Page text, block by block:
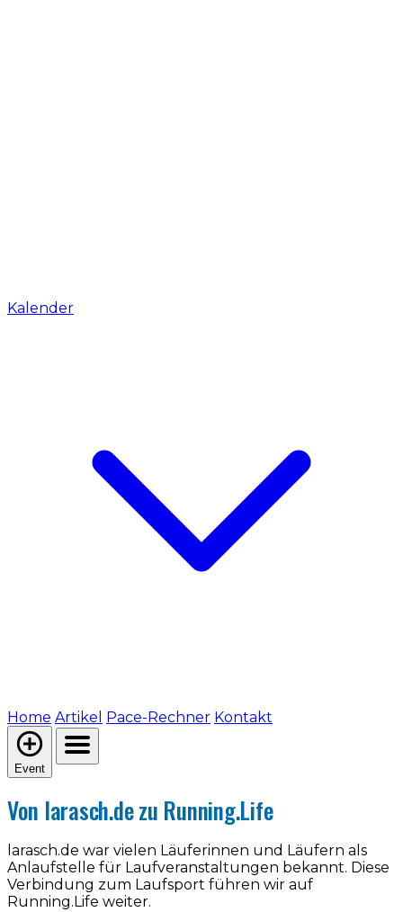
Kalender
Home Artikel Pace-Rechner Kontakt
Event
Von larasch.de zu Running.Life
larasch.de war vielen Läuferinnen und Läufern als
Anlaufstelle für Laufveranstaltungen bekannt. Diese
Verbindung zum Laufsport führen wir auf
Running.Life weiter.